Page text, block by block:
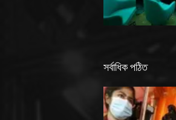
সর্বাধিক পঠিত